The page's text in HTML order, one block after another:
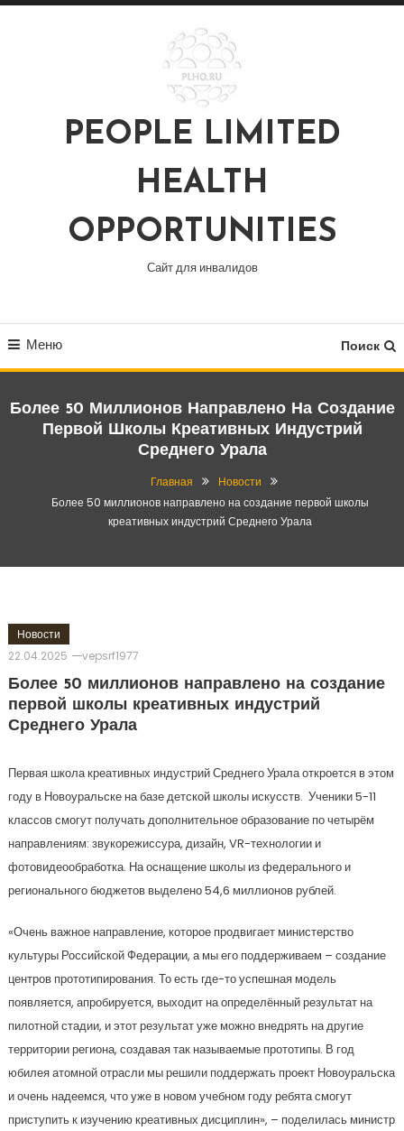
Перейти
PEOPLE LIMITED
HEALTH
OPPORTUNITIES
Сайт для инвалидов
Меню Поиск
Более 50 Миллионов Направлено На Создание
Первой Школы Креативных Индустрий
Среднего Урала
Главная
Новости
Более 50 миллионов направлено на создание первой школы
креативных индустрий Среднего Урала
Новости
22.04.2025
vepsrf1977
Более 50 миллионов направлено на создание
первой школы креативных индустрий
Среднего Урала
Первая школа креативных индустрий Среднего Урала откроется в этом
году в Новоуральске на базе детской школы искусств. Ученики 5-11
классов смогут получать дополнительное образование по четырём
направлениям: звукорежиссура, дизайн, VR-технологии и
фотовидеообработка. На оснащение школы из федерального и
регионального бюджетов выделено 54,6 миллионов рублей.
«Очень важное направление, которое продвигает министерство
культуры Российской Федерации, а мы его поддерживаем – создание
центров прототипирования. То есть где-то успешная модель
появляется, апробируется, выходит на определённый результат на
пилотной стадии, и этот результат уже можно внедрять на другие
территории региона, создавая так называемые прототипы. В год
юбилея атомной отрасли мы решили поддержать проект Новоуральска
и очень надеемся, что уже в новом учебном году ребята смогут
приступить к изучению креативных дисциплин», – поделилась министр